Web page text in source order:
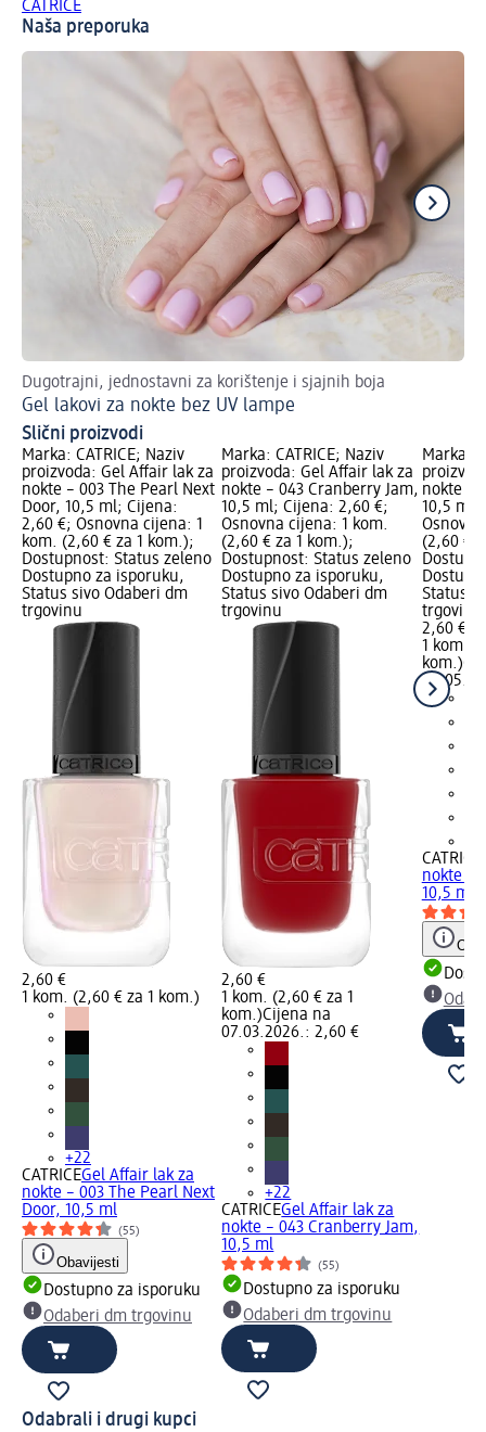
CATRICE
Naša preporuka
Dugotrajni, jednostavni za korištenje i sjajnih boja
Gel lakovi za nokte bez UV lampe
Slični proizvodi
Marka: CATRICE; Naziv
proizvoda: Gel Affair lak za
nokte – 003 The Pearl Next
Door, 10,5 ml; Cijena:
2,60 €; Osnovna cijena: 1
kom. (2,60 € za 1 kom.);
Dostupnost: Status zeleno
Dostupno za isporuku,
Status sivo Odaberi dm
trgovinu
2,60 €
1 kom. (2,60 € za 1 kom.)
+22
CATRICEGel Affair lak za
nokte – 003 The Pearl Next
Door, 10,5 ml
(55)
Obavijesti
Dostupno za isporuku
Odaberi dm trgovinu
Marka: CATRICE; Naziv
proizvoda: Gel Affair lak za
nokte – 043 Cranberry Jam,
10,5 ml; Cijena: 2,60 €;
Osnovna cijena: 1 kom.
(2,60 € za 1 kom.);
Dostupnost: Status zeleno
Dostupno za isporuku,
Status sivo Odaberi dm
trgovinu
2,60 €
1 kom. (2,60 € za 1
kom.)Cijena na
07.03.2026.: 2,60 €
+22
CATRICEGel Affair lak za
nokte – 043 Cranberry Jam,
10,5 ml
(55)
Dostupno za isporuku
Odaberi dm trgovinu
Marka:
nokte –
10,5 ml;
(2,60 €
Status
trgovinu
2,60 €
1 kom.
kom.)
CATRICE
nokte –
10,5 ml
Odabrali i drugi kupci